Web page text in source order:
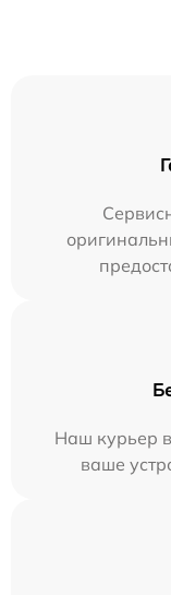
Наш курьер
ваше